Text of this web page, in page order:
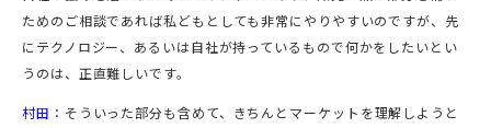
ためのご相談であれば私どもとしても非常にやりやすいのですが、先
にテクノロジー、あるいは自社が持っているもので何かをしたいとい
うのは、正直難しいです。
村田： そういった部分も含めて、きちんとマーケットを理解しようと